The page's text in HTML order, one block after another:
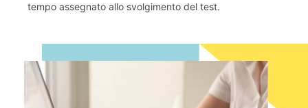
tempo assegnato allo svolgimento del test.